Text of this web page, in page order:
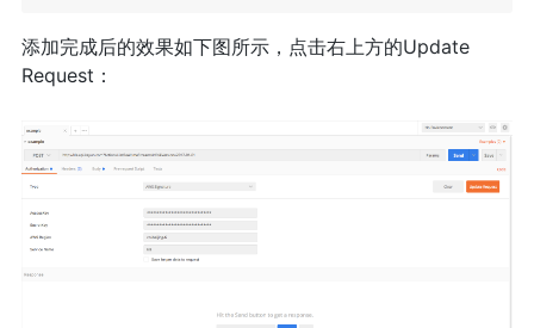
添加完成后的效果如下图所示，点击右上方的Update
Request：